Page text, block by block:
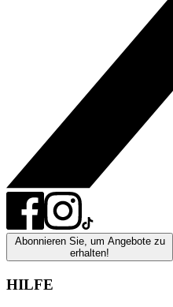
Abonnieren Sie, um Angebote zu
erhalten!
HILFE